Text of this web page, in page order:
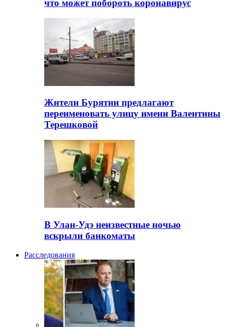
что может побороть коронавирус
Жители Бурятии предлагают
переименовать улицу имени Валентины
Терешковой
В Улан-Удэ неизвестные ночью
вскрыли банкоматы
Расследования